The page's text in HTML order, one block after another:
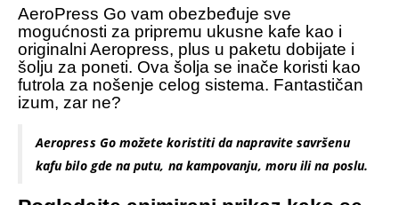
AeroPress Go vam obezbeđuje sve
mogućnosti za pripremu ukusne kafe kao i
originalni Aeropress, plus u paketu dobijate i
šolju za poneti. Ova šolja se inače koristi kao
futrola za nošenje celog sistema. Fantastičan
izum, zar ne?
Aeropress Go možete koristiti da napravite savršenu
kafu bilo gde na putu, na kampovanju, moru ili na poslu.